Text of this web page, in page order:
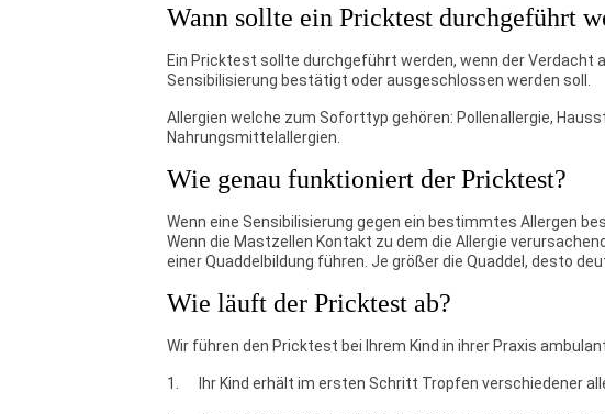
Wann sollte ein Pricktest durchgeführt
Ein Pricktest sollte durchgeführt werden, wenn der
Sensibilisierung bestätigt oder ausgeschlossen werden soll.
Allergien welche zum Soforttyp gehören: Pollenallergie,
Nahrungsmittelallergien.
Wie genau funktioniert der Pricktest?
Wenn eine Sensibilisierung gegen ein bestimmtes Allergen
Wenn die Mastzellen Kontakt zu dem die Allergie
einer Quaddelbildung führen. Je größer die Quaddel, desto
Wie läuft der Pricktest ab?
Wir führen den Pricktest bei Ihrem Kind in ihrer Praxis
1. Ihr Kind erhält im ersten Schritt Tropfen verschiedener